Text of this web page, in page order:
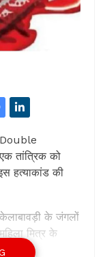
तांत्रिक को
हत्याकांड की
के जंगलों
मित्र के